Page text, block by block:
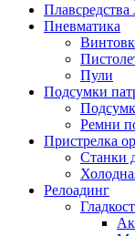
Пневматика
Пули
Подсумки
Ремни
Пристрелка
Станки
Релоадинг